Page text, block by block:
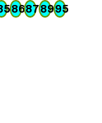
86878995